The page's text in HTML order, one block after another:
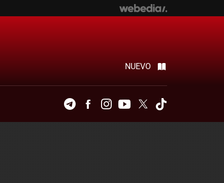
NUEVO
TelegramFacebookInstagramYoutubeTwitter